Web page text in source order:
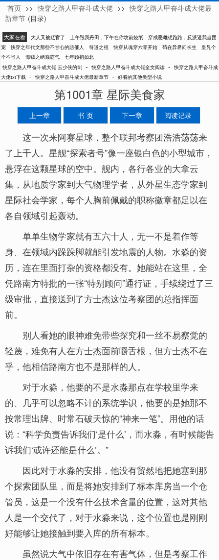
云少侠的剑
首页 >> 快穿之路人甲奋斗成大佬 >> 快穿之路人甲奋斗成大佬最
新章节 (目录)
大家在看 大人又被贬官了 上午毁我丹田，下午在你坟前烧纸
穿成恶雌想跑路，反派逼我当团
宠
快穿之年代文那些不甘心的悲催人 符道之祖 快穿从魂穿六零开始 苟在异界问长生
皇兄个
个不当人
海贼之绝巅霸气
七年顾初如北
快穿之路人甲奋斗成大佬 云少侠的剑 - 快穿之路人甲奋斗成大佬全文阅读 - 快穿之路人甲奋斗成
大佬txt下载 - 快穿之路人甲奋斗成大佬最新章节 - 好看的其他类型小说
第1001章 星际美食家
上一章 书 页 下一章 阅读记录
这一次来阿赛星球，整个联邦考察团浩浩荡荡来
了上千人。星舰“探索者号”像一座银白色的小型城市，
悬浮在这颗星球的空中。舰内，各行各业的大拿云
集，从地质学家到大气物理学者，从外星生态学家到
星际社会学家，每个人胸前佩戴的职称徽章都足以在
各自领域引起轰动。
单单生物学家就有五六十人，无一不是着作等
身、在领域内跺跺脚就能引发地震的人物。水淼的资
历，连在里面打杂的资格都没有。她能站在这里，全
凭路南方特批的一张“特别顾问”通行证，手续绕过了三
级审批，直接送到了方士杰这位考察团的总指挥面
前。
别人看她的眼神难免带些探究和一丝不易察觉的
轻蔑，难免有人在方士杰面前嚼舌根，但方士杰不在
乎，他相信路南方也不是那样的人。
对于水淼，他要的不是水淼那点在学校里学来
的、几乎可以忽略不计的系统学识，他要的是她那不
按常理出牌、时常石破天惊的“神来一笔”。用他的话
说：“科学负责告诉我们‘是什么’，而水淼，有时候能告
诉我们‘或许还能是什么’。”
因此对于水淼的安排，他没有贸然地把她塞到那
个探索团队里，而是将她安排到了标本库房当一个仓
管员，这是一个没有什么技术含量的位置，这对其他
人是一个交代了，对于水淼来说，这个位置也是刚刚
好能够让她接触到要入库的所有标本。
虽然说大气中依旧存在有害气体，但是考察工作